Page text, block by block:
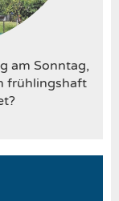
am Sonntag,
frühlingshaft